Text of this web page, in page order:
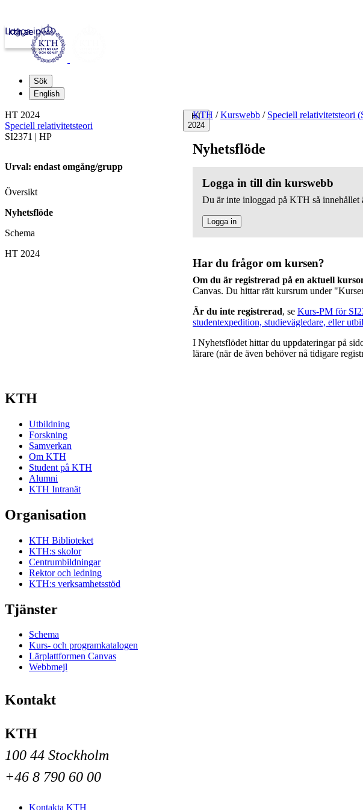
kth.se
Logga in
Sök
English
HT
2024
KTH / Kurswebb / Speciell relativitetsteori
Nyhetsflöde
Logga in till din kurswebb
Du är inte inloggad på KTH så innehållet
Logga in
Har du frågor om kursen?
Om du är registrerad på en aktuell
Canvas. Du hittar rätt kursrum under
Är du inte registrerad, se Kurs-PM för
studentexpedition, studievägledare, eller
I Nyhetsflödet hittar du uppdateringar på
lärare (när de även behöver nå tidigare
HT 2024
Speciell relativitetsteori
SI2371 | HP
Urval: endast omgång/grupp
Översikt
Nyhetsflöde
Schema
HT 2024
KTH
Utbildning
Forskning
Samverkan
Om KTH
Student på KTH
Alumni
KTH Intranät
Organisation
KTH Biblioteket
KTH:s skolor
Centrumbildningar
Rektor och ledning
KTH:s verksamhetsstöd
Tjänster
Schema
Kurs- och programkatalogen
Lärplattformen Canvas
Webbmejl
Kontakt
KTH
100 44 Stockholm
+46 8 790 60 00
Kontakta KTH